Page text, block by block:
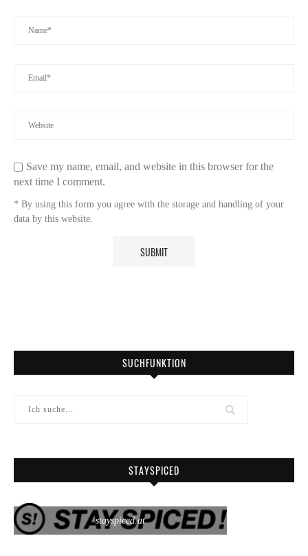
Save my name, email, and website in this browser for the
next time I comment.
* By using this form you agree with the storage and handling of your
data by this website.
SUCHFUNKTION
STAYSPICED
stayspiced.at